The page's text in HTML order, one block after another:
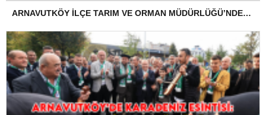
ARNAVUTKÖY İLÇE TARIM VE ORMAN MÜDÜRLÜĞÜ’NDEN İLANEN TEBLİGAT